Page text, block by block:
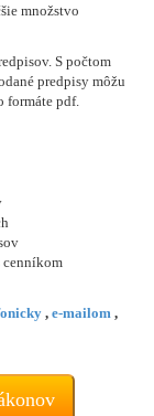
množstvo
S počtom
predpisy môžu
pdf.
cenníkom
, e-mailom ,